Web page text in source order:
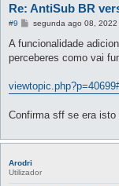
Re: AntiSub BR
#9
M
n
a
m
segunda ago 08, 2022
A funcionalidade
perceberes como vai
Confirma sff se era isto
Arodri
Utilizador